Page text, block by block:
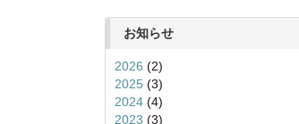
お知らせ
2026 (2)
2025 (3)
2024(4)
2023 (3)